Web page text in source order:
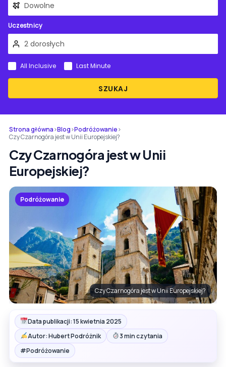
Uczestnicy
SZUKAJ
All Inclusive Last Minute
Strona główna›Blog›Podróżowanie›
Czy Czarnogóra jest w Unii Europejskiej?
Czy Czarnogóra jest w Unii
Europejskiej?
Podróżowanie
Czy Czarnogóra jest w Unii Europejskiej?
Data publikacji: 15 kwietnia 2025
Autor: Hubert Podróżnik
3 min czytania
#Podróżowanie